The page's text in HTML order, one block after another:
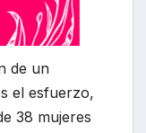
de un
el esfuerzo,
38 mujeres